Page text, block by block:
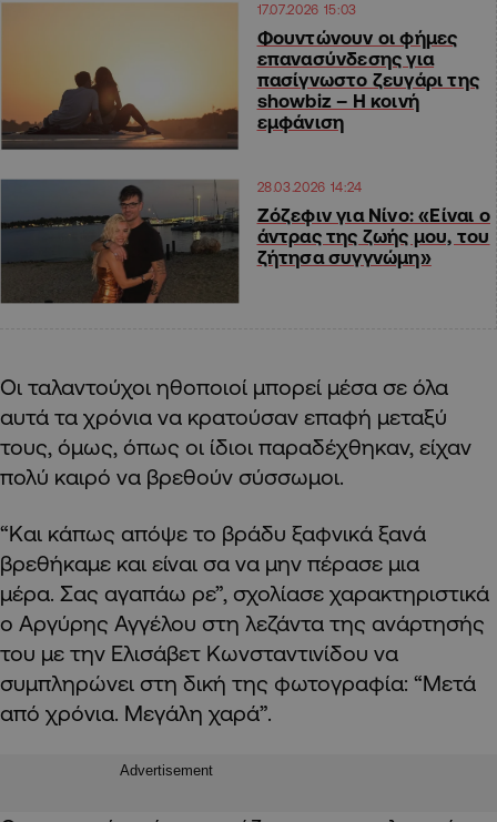
17.07.2026 15:03
Φουντώνουν οι φήμες
επανασύνδεσης για
πασίγνωστο ζευγάρι της
showbiz – Η κοινή
εμφάνιση
28.03.2026 14:24
Ζόζεφιν για Νίνο: «Είναι ο
άντρας της ζωής μου, του
ζήτησα συγγνώμη»
Oι ταλαντούχοι ηθοποιοί μπορεί μέσα σε όλα
αυτά τα χρόνια να κρατούσαν επαφή μεταξύ
τους, όμως, όπως οι ίδιοι παραδέχθηκαν, είχαν
πολύ καιρό να βρεθούν σύσσωμοι.
“Και κάπως απόψε το βράδυ ξαφνικά ξανά
βρεθήκαμε και είναι σα να μην πέρασε μια
μέρα. Σας αγαπάω ρε”, σχολίασε χαρακτηριστικά
ο Αργύρης Αγγέλου στη λεζάντα της ανάρτησής
του με την Ελισάβετ Κωνσταντινίδου να
συμπληρώνει στη δική της φωτογραφία: “Μετά
από χρόνια. Μεγάλη χαρά”.
Advertisement